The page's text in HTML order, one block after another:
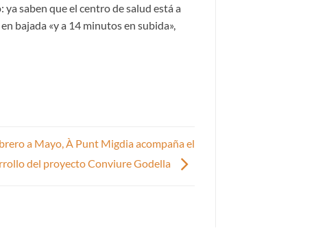
saben que el centro de salud está a
bajada «y a 14 minutos en subida»,
a Mayo, À Punt Migdia acompaña el
del proyecto Conviure Godella